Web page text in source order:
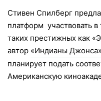
Стивен Спилберг
платформ участвовать
таких престижных как
автор «Индианы Джонса»
планирует подать
Американскую